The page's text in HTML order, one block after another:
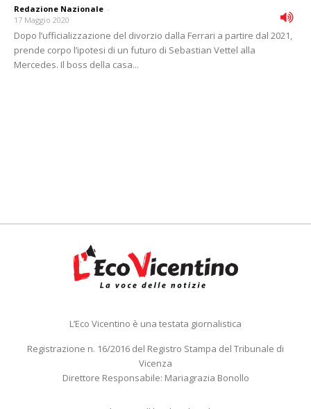
Redazione Nazionale -
17 Maggio 2020
Dopo l’ufficializzazione del divorzio dalla Ferrari a partire dal 2021,
prende corpo l’ipotesi di un futuro di Sebastian Vettel alla
Mercedes. Il boss della casa...
L’Eco Vicentino è una testata giornalistica
Registrazione n. 16/2016 del Registro Stampa del Tribunale di
Vicenza
Direttore Responsabile: Mariagrazia Bonollo